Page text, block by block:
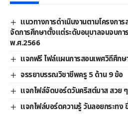
แนวทางการดําเนินงานตามโครงกา
จัดการศึกษาตั้งแต่ระดับอนุบาลจนจบก
พ.ศ.2566
แจกฟรี ไฟล์แผนการสอนเพศวิถีศึกษ
จรรยาบรรณวิชาชีพครู 5 ด้าน 9 ข้อ
แจกไฟล์จัดบอร์ดวันคริสต์มาส สวย ๆ
แจกไฟล์บอร์ดความรู้ วันลอยกระทง